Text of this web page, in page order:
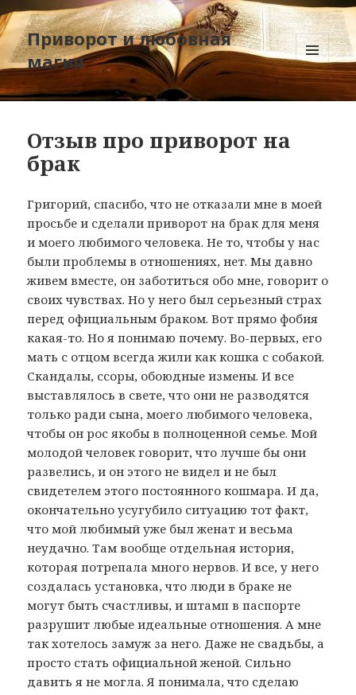
Приворот и любовная
магия
МЕНЮ
И
ВИДЖЕТЫ
Отзыв про приворот на
брак
Григорий, спасибо, что не отказали мне в моей
просьбе и сделали приворот на брак для меня
и моего любимого человека. Не то, чтобы у нас
были проблемы в отношениях, нет. Мы давно
живем вместе, он заботиться обо мне, говорит о
своих чувствах. Но у него был серьезный страх
перед официальным браком. Вот прямо фобия
какая-то. Но я понимаю почему. Во-первых, его
мать с отцом всегда жили как кошка с собакой.
Скандалы, ссоры, обоюдные измены. И все
выставлялось в свете, что они не разводятся
только ради сына, моего любимого человека,
чтобы он рос якобы в полноценной семье. Мой
молодой человек говорит, что лучше бы они
развелись, и он этого не видел и не был
свидетелем этого постоянного кошмара. И да,
окончательно усугубило ситуацию тот факт,
что мой любимый уже был женат и весьма
неудачно. Там вообще отдельная история,
которая потрепала много нервов. И все, у него
создалась установка, что люди в браке не
могут быть счастливы, и штамп в паспорте
разрушит любые идеальные отношения. А мне
так хотелось замуж за него. Даже не свадьбы, а
просто стать официальной женой. Сильно
давить я не могла. Я понимала, что сделаю